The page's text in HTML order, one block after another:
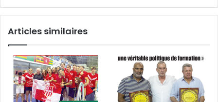
Articles similaires